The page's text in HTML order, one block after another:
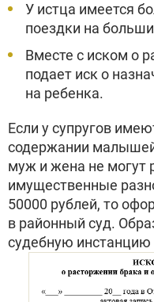
У истца имеется
поездки на
Вместе с иском о
подает иск о
на ребенка.
Если у супругов
содержании
муж и жена не могут
имущественные
50000 рублей, то
в районный суд.
судебную